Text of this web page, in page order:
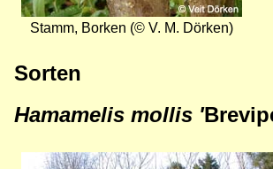
Stamm, Borken (© V. M. Dörken)
Sorten
Hamamelis mollis '
Bild